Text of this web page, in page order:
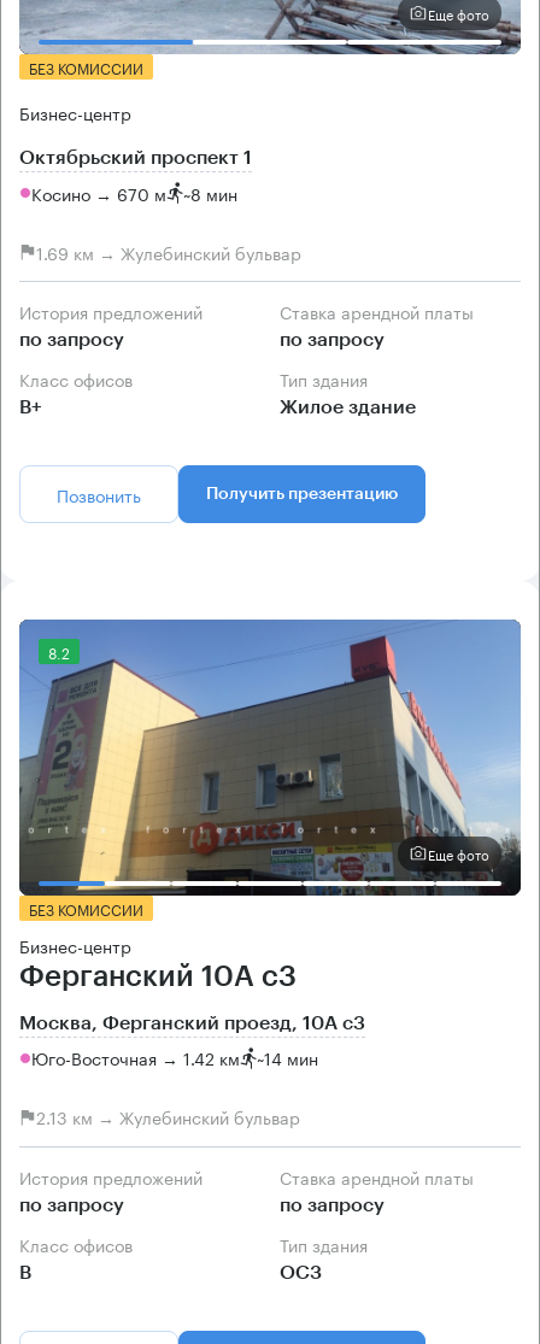
Еще фото
БЕЗ КОМИССИИ
Бизнес-центр
Октябрьский проспект 1
Косино → 670 м ~8 мин
1.69 км → Жулебинский бульвар
История предложений
по запросу
Ставка арендной платы
по запросу
Класс офисов
B+
Тип здания
Жилое здание
Позвонить Получить презентацию
8.2
Еще фото
БЕЗ КОМИССИИ
Бизнес-центр
Ферганский 10А с3
Москва, Ферганский проезд, 10А с3
Юго-Восточная → 1.42 км ~14 мин
2.13 км → Жулебинский бульвар
История предложений
по запросу
Ставка арендной платы
по запросу
Класс офисов
B
Тип здания
ОСЗ